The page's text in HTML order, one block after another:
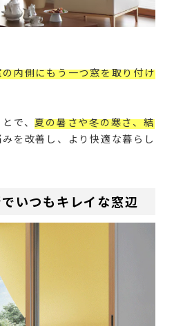
内側にもう一つ窓を取り付け
で、夏の暑さや冬の寒さ、結
を改善し、より快適な暮らし
いつもキレイな窓辺